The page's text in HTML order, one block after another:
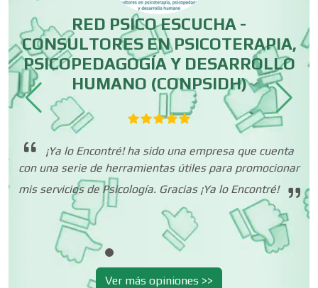
Centros de Espectáculos
Centros de Nutrición
Centros Turísticos
Cerrajerías
Cibercafés
RED PSICO ESCUCHA -
CONSULTORES EN PSICOTERAPIA,
PSICOPEDAGOGÍA Y DESARROLLO
HUMANO (CONPSIDH)
¡Ya lo Encontré! ha sido una empresa que cuenta
con una serie de herramientas útiles para promocionar
mis servicios de Psicología. Gracias ¡Ya lo Encontré!
Ver más opiniones >>